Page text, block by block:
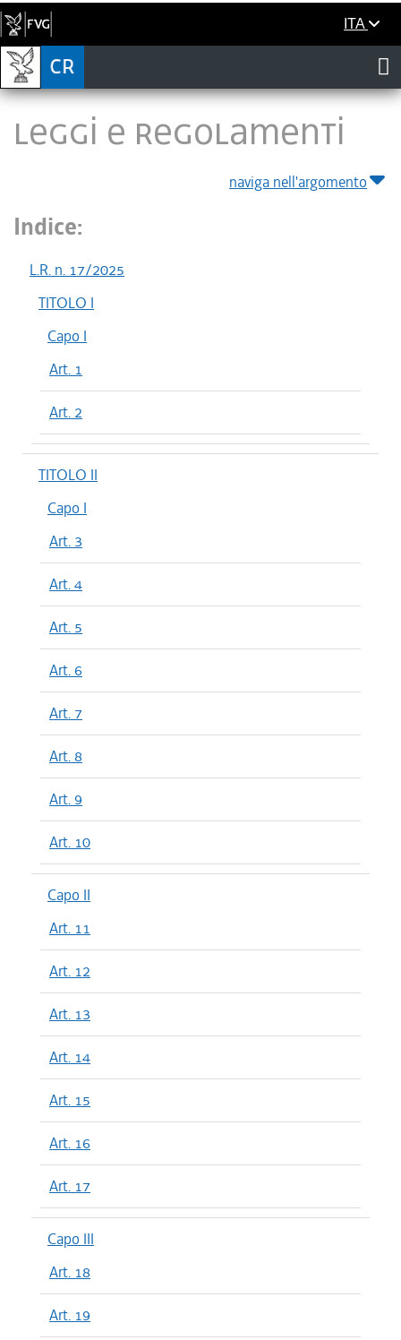
ITA
LEGGI E REGOLAMENTI
naviga nell'argomento
Indice:
L.R. n. 17/2025
TITOLO I
Capo I
Art. 1
Art. 2
TITOLO II
Capo I
Art. 3
Art. 4
Art. 5
Art. 6
Art. 7
Art. 8
Art. 9
Art. 10
Capo II
Art. 11
Art. 12
Art. 13
Art. 14
Art. 15
Art. 16
Art. 17
Capo III
Art. 18
Art. 19